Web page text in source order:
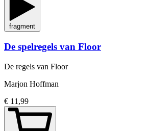
fragment
De spelregels van Floor
De regels van Floor
Marjon Hoffman
€ 11,99